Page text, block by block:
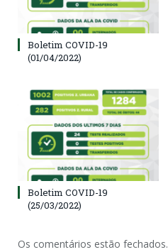
Boletim COVID-19
(01/04/2022)
Boletim COVID-19
(25/03/2022)
Os comentários estão fechados.